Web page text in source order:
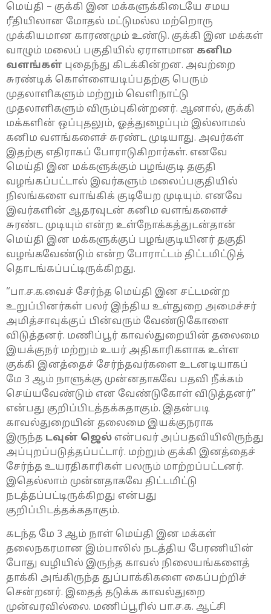
மெய்தி – குக்கி இன மக்களுக்கிடையே சமய
ரீதியிலான மோதல் மட்டுமல்ல மற்றொரு
முக்கியமான காரணமும் உண்டு. குக்கி இன மக்கள்
வாழும் மலைப் பகுதியில் ஏராளமான கனிம
வளங்கள் புதைந்து கிடக்கின்றன. அவற்றை
சுரண்டிக் கொள்ளையடிப்பதற்கு பெரும்
முதலாளிகளும் மற்றும் வெளிநாட்டு
முதலாளிகளும் விரும்புகின்றனர். ஆனால், குக்கி
மக்களின் ஒப்புதலும், ஓத்துழைப்பும் இல்லாமல்
கனிம வளங்களைச் சுரண்ட முடியாது. அவர்கள்
இதற்கு எதிராகப் போராடுகிறார்கள். எனவே
மெய்தி இன மக்களுக்கும் பழங்குடி தகுதி
வழங்கப்பட்டால் இவர்களும் மலைப்பகுதியில்
நிலங்களை வாங்கிக் குடியேற முடியும். எனவே
இவர்களின் ஆதரவுடன் கனிம வளங்களைச்
சுரண்ட முடியும் என்ற உள்நோக்கத்துடன்தான்
மெய்தி இன மக்களுக்குப் பழங்குடியினர் தகுதி
வழங்கவேண்டும் என்ற போராட்டம் திட்டமிட்டுத்
தொடங்கப்பட்டிருக்கிறது.
“பா.ச.க.வைச் சேர்ந்த மெய்தி இன சட்டமன்ற
உறுப்பினர்கள் பலர் இந்திய உள்துறை அமைச்சர்
அமித்சாவுக்குப் பின்வரும் வேண்டுகோளை
விடுத்தனர். மணிப்பூர் காவல்துறையின் தலைமை
இயக்குநர் மற்றும் உயர் அதிகாரிகளாக உள்ள
குக்கி இனத்தைச் சேர்ந்தவர்களை உடனடியாகப்
மே 3 ஆம் நாளுக்கு முன்னதாகவே பதவி நீக்கம்
செய்யவேண்டும் என வேண்டுகோள் விடுத்தனர்”
என்பது குறிப்பிடத்தக்கதாகும். இதன்படி
காவல்துறையின் தலைமை இயக்குநராக
இருந்த டவுன் ஜெல் என்பவர் அப்பதவியிலிருந்து
அப்புறப்படுத்தப்பட்டார். மற்றும் குக்கி இனத்தைச்
சேர்ந்த உயரதிகாரிகள் பலரும் மாற்றப்பட்டனர்.
இதெல்லாம் முன்னதாகவே திட்டமிட்டு
நடத்தப்பட்டிருக்கிறது என்பது
குறிப்பிடத்தக்கதாகும்.
கடந்த மே 3 ஆம் நாள் மெய்தி இன மக்கள்
தலைநகரமான இம்பாலில் நடத்திய பேரணியின்
போது வழியில் இருந்த காவல் நிலையங்களைத்
தாக்கி அங்கிருந்த துப்பாக்கிகளை கைப்பற்றிச்
சென்றனர். இதைத் தடுக்க காவல்துறை
முன்வரவில்லை. மணிப்பூரில் பா.ச.க. ஆட்சி